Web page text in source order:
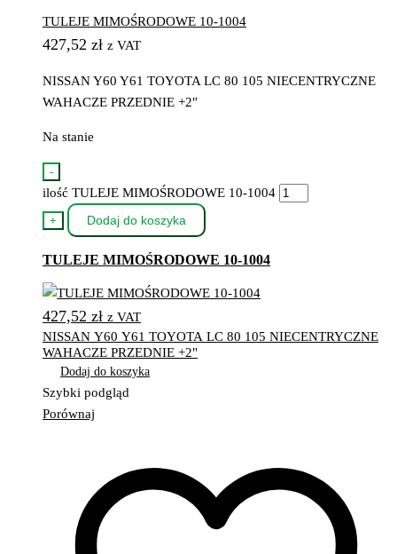
TULEJE MIMOŚRODOWE 10-1004
427,52 zł z VAT
NISSAN Y60 Y61 TOYOTA LC 80 105 NIECENTRYCZNE
WAHACZE PRZEDNIE +2″
Na stanie
-
ilość TULEJE MIMOŚRODOWE 10-1004
+ Dodaj do koszyka
TULEJE MIMOŚRODOWE 10-1004
427,52 zł z VAT
NISSAN Y60 Y61 TOYOTA LC 80 105 NIECENTRYCZNE
WAHACZE PRZEDNIE +2"
Dodaj do koszyka
Szybki podgląd
Porównaj